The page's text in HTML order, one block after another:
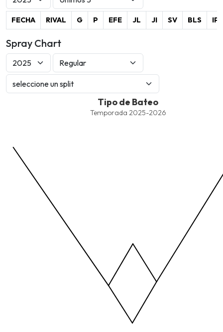
FECHA RIVAL G P EFE JL JI SV BLS IP
Spray Chart
The chart has 1 X axis displaying values. Data ranges from -
The chart has 1 Y axis displaying values. Data ranges from -
Tipo de Bateo
Temporada 2025-2026